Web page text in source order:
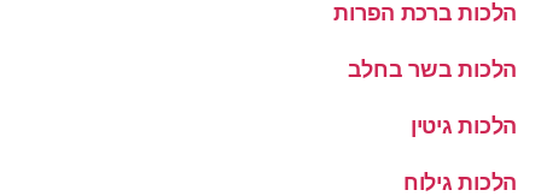
הלכות ברכת הפרות
הלכות בשר בחלב
הלכות גיטין
הלכות גילוח